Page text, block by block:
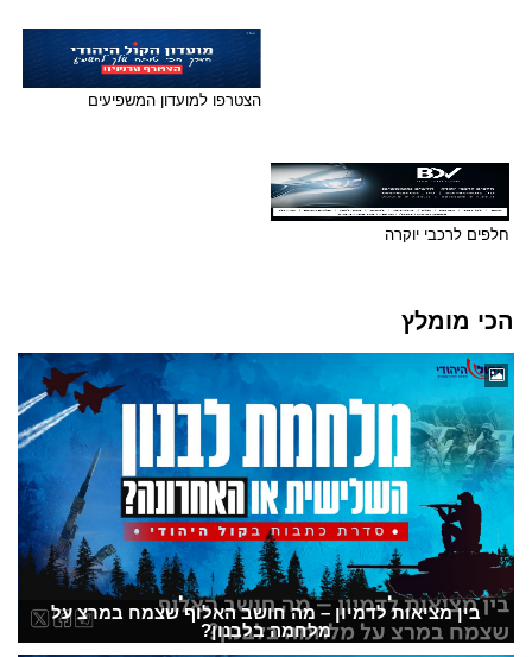
הצטרפו למועדון המשפיעים
חלפים לרכבי יוקרה
הכי מומלץ
בין מציאות לדמיון – מה חושב האלוף שצמח במרצ על
מלחמה בלבנון?